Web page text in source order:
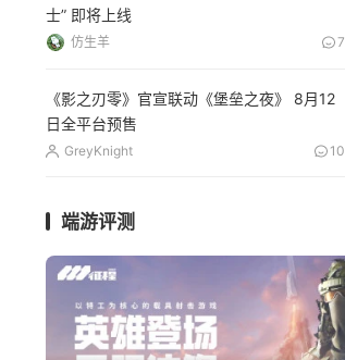
士” 即将上线
仿生羊 7
《影之刃零》官宣联动《堡垒之夜》 8月12
日全平台预售
GreyKnight 10
端游评测